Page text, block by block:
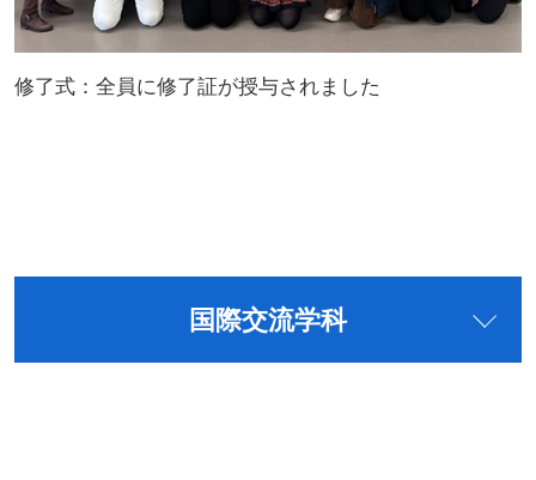
修了式：全員に修了証が授与されました
国際交流学科